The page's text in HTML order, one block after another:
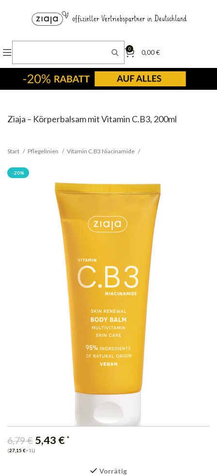
0 0,00€
Ziaja – Körperbalsam mit Vitamin C.B3, 200ml
Start Pflegelinien Vitamin C.B3 Niacinamide
-20%
6,79€ 5,43 € *
(27,15 €=1L)
Vorrätig